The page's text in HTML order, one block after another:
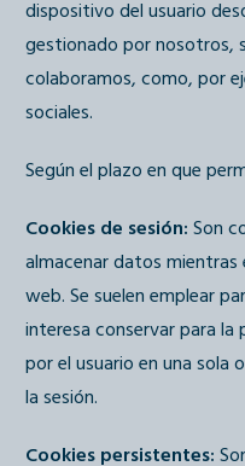
dispositivo del usuario
gestionado por nosotros,
colaboramos, como, por
sociales.
Según el plazo en que
Cookies de sesión:Son
almacenar datos mientras
web. Se suelen emplear
interesa conservar para
por el usuario en una sola
la sesión.
Cookies persistentes: